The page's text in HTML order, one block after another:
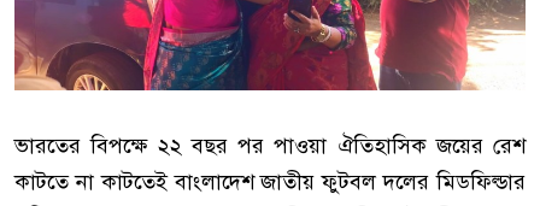
ভারতের বিপক্ষে ২২ বছর পর পাওয়া ঐতিহাসিক জয়ের রেশ
কাটতে না কাটতেই বাংলাদেশ জাতীয় ফুটবল দলের মিডফিল্ডার